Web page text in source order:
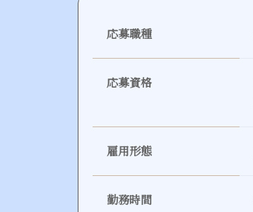
応募職種
応募資格
雇用形態
勤務時間